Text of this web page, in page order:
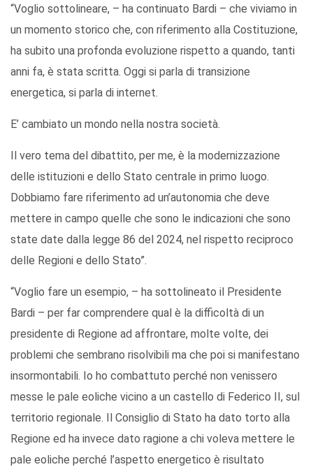
“Voglio sottolineare, – ha continuato Bardi – che viviamo in
un momento storico che, con riferimento alla Costituzione,
ha subito una profonda evoluzione rispetto a quando, tanti
anni fa, è stata scritta. Oggi si parla di transizione
energetica, si parla di internet.
E’ cambiato un mondo nella nostra società.
Il vero tema del dibattito, per me, è la modernizzazione
delle istituzioni e dello Stato centrale in primo luogo.
Dobbiamo fare riferimento ad un’autonomia che deve
mettere in campo quelle che sono le indicazioni che sono
state date dalla legge 86 del 2024, nel rispetto reciproco
delle Regioni e dello Stato”.
“Voglio fare un esempio, – ha sottolineato il Presidente
Bardi – per far comprendere qual è la difficoltà di un
presidente di Regione ad affrontare, molte volte, dei
problemi che sembrano risolvibili ma che poi si manifestano
insormontabili. Io ho combattuto perché non venissero
messe le pale eoliche vicino a un castello di Federico II, sul
territorio regionale. Il Consiglio di Stato ha dato torto alla
Regione ed ha invece dato ragione a chi voleva mettere le
pale eoliche perché l’aspetto energetico è risultato